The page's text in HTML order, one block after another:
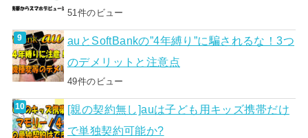
51件のビュー
auとSoftBankの”4年縛り”に騙されるな！3つ
のデメリットと注意点
49件のビュー
[親の契約無し]auは子ども用キッズ携帯だけ
で単独契約可能か?